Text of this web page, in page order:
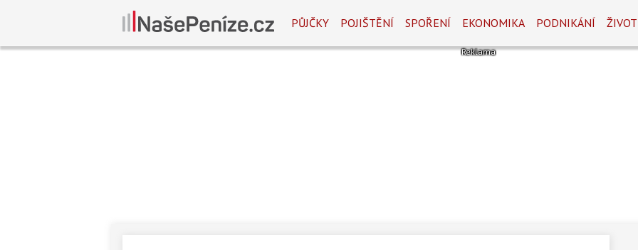
PŮJČKY POJIŠTĚNÍ SPOŘENÍ EKONOMIKA PODNIKÁNÍ